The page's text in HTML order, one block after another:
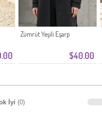
$40.00
Zümrüt Yeşili Eşarp
İyi (0)